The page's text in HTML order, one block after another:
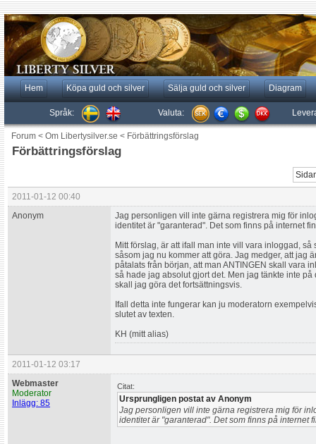
Hem Köpa guld och silver Sälja guld och silver Diagram
Språk: Valuta:
Forum < Om Libertysilver.se < Förbättringsförslag
Förbättringsförslag
2011-01-12 00:40
Anonym
Jag personligen vill inte gärna registrera mig för
identitet är "garanterad". Det som finns på internet
Mitt förslag, är att ifall man inte vill vara inloggad,
såsom jag nu kommer att göra. Jag medger, att jag
påtalats från början, att man ANTINGEN skall vara
så hade jag absolut gjort det. Men jag tänkte inte
skall jag göra det fortsättningsvis.
Ifall detta inte fungerar kan ju moderatorn
slutet av texten.
KH (mitt alias)
2011-01-12 03:17
Webmaster
Moderator
Inlägg: 85
Citat:
Ursprungligen postat av Anonym
Jag personligen vill inte gärna registrera mig för
identitet är "garanterad". Det som finns på internet